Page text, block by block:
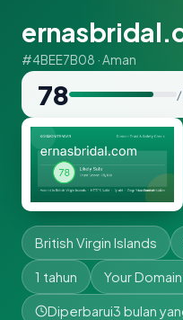
#4BEE7B08 · Aman
78 /
British Virgin Islands
1 tahun Your Domain
Diperbarui3 bulan